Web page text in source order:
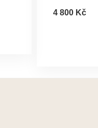
4 800 Kč